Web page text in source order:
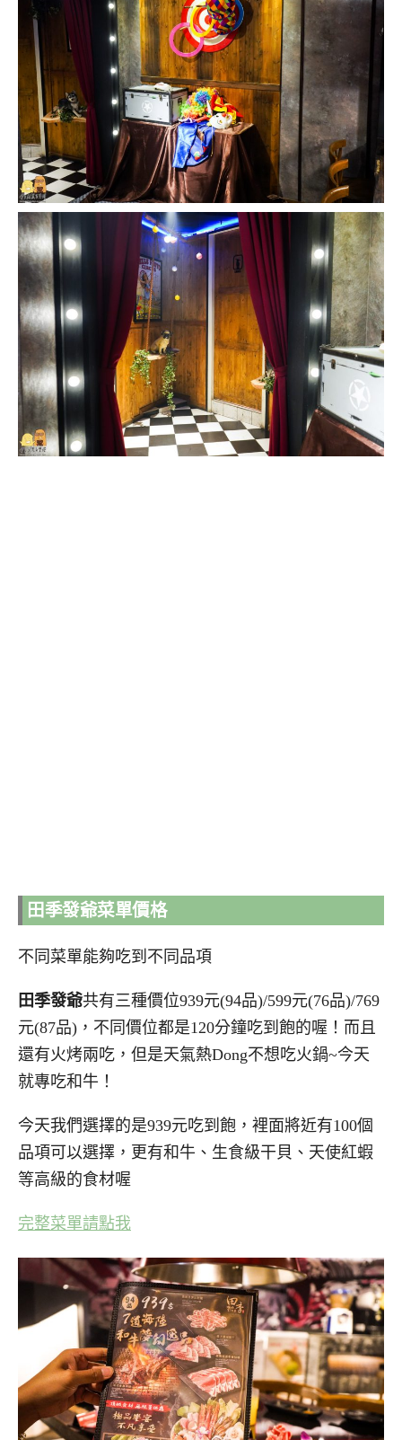
田季發爺菜單價格
不同菜單能夠吃到不同品項
田季發爺共有三種價位939元(94品)/599元(76品)/769
元(87品)，不同價位都是120分鐘吃到飽的喔！而且
還有火烤兩吃，但是天氣熱Dong不想吃火鍋~今天
就專吃和牛！
今天我們選擇的是939元吃到飽，裡面將近有100個
品項可以選擇，更有和牛、生食級干貝、天使紅蝦
等高級的食材喔
完整菜單請點我